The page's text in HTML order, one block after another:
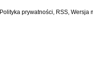
Polityka prywatności, RSS,